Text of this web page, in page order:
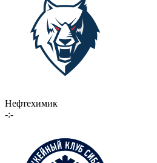
Нефтехимик
-:-